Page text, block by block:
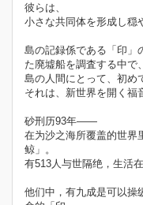
彼らは、
小さな共同体を形成し穏
島の記録係である「印」
た廃墟船を調査する中で
島の人間にとって、初め
それは、新世界を開く福
砂刑历93年——
在为沙之海所覆盖的世界
鲸」。
有513人与世隔绝，生活在
他们中，有九成是可以操